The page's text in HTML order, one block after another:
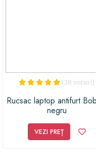
(28 voturi)
Rucsac laptop antifurt
negru
VEZI PREȚ